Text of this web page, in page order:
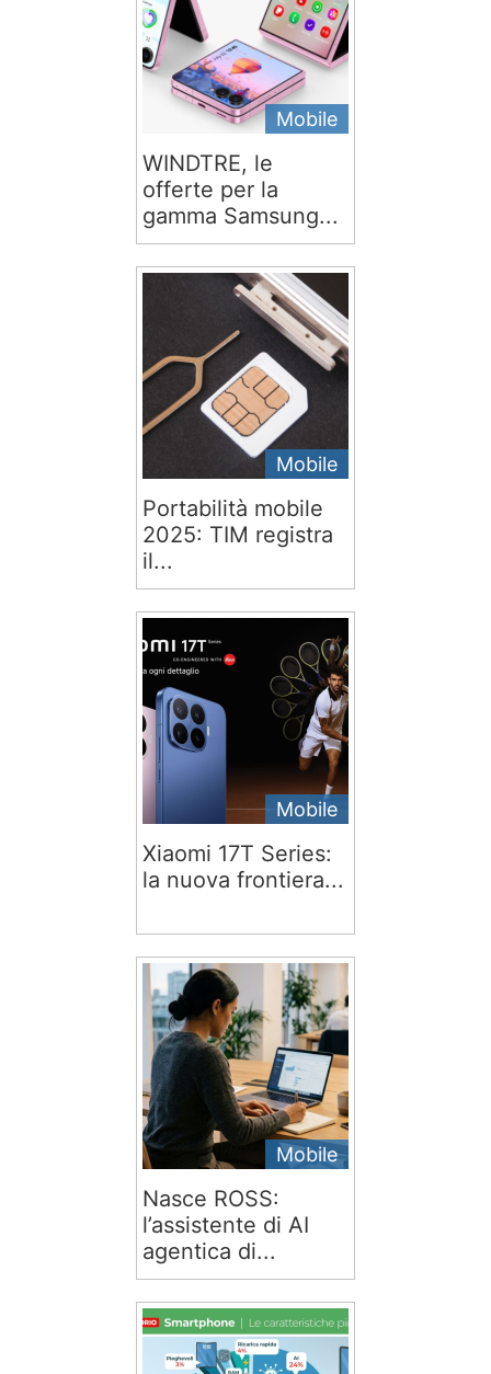
Mobile
WINDTRE, le
offerte per la
gamma Samsung...
Mobile
Portabilità mobile
2025: TIM registra
il...
Mobile
Xiaomi 17T Series:
la nuova frontiera...
Mobile
Nasce ROSS:
l’assistente di AI
agentica di...